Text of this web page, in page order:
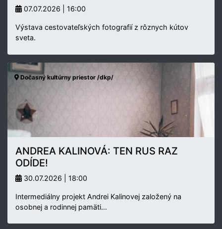
07.07.2026 | 16:00
Výstava cestovateľských fotografií z rôznych kútov
sveta.
Dočasný kultúrny priestor /dkp/
ANDREA KALINOVÁ: TEN RUS RAZ
ODÍDE!
30.07.2026 | 18:00
Intermediálny projekt Andrei Kalinovej založený na
osobnej a rodinnej pamäti…